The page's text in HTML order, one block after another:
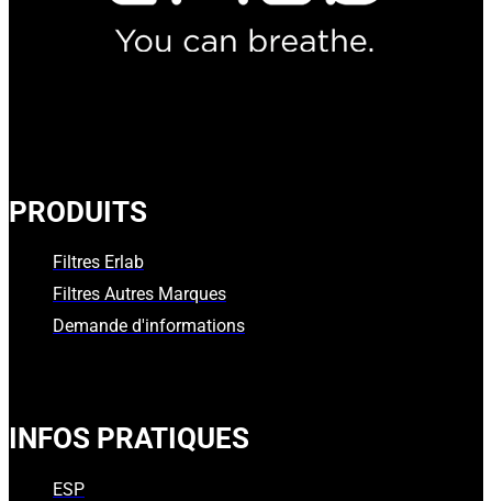
PRODUITS
Filtres Erlab
Filtres Autres Marques
Demande d'informations
INFOS PRATIQUES
ESP